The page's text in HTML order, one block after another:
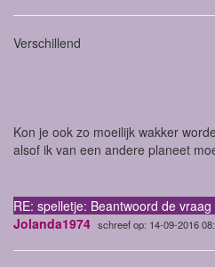
Verschillend
Kon je ook zo moeilijk wakker
alsof ik van een andere planeet
RE: spelletje: Beantwoord de vraag
Jolanda1974 schreef op: 14-09-2016